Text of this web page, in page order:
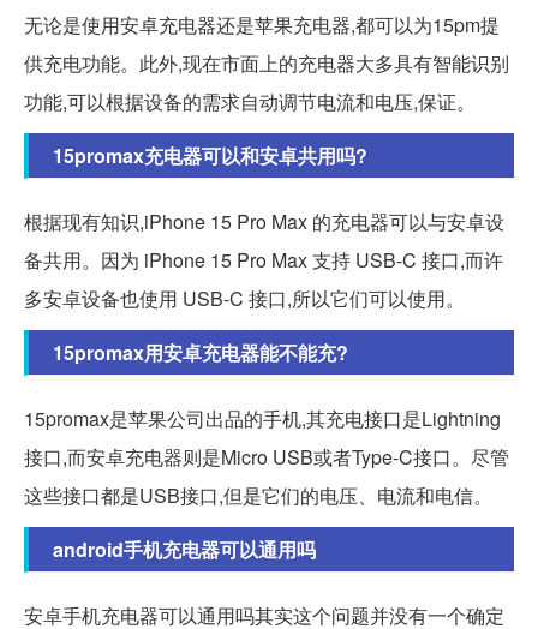
无论是使用安卓充电器还是苹果充电器,都可以为15pm提
供充电功能。此外,现在市面上的充电器大多具有智能识别
功能,可以根据设备的需求自动调节电流和电压,保证。
15promax充电器可以和安卓共用吗?
根据现有知识,iPhone 15 Pro Max 的充电器可以与安卓设
备共用。因为 iPhone 15 Pro Max 支持 USB-C 接口,而许
多安卓设备也使用 USB-C 接口,所以它们可以使用。
15promax用安卓充电器能不能充?
15promax是苹果公司出品的手机,其充电接口是Lightning
接口,而安卓充电器则是Micro USB或者Type-C接口。尽管
这些接口都是USB接口,但是它们的电压、电流和电信。
android手机充电器可以通用吗
安卓手机充电器可以通用吗其实这个问题并没有一个确定